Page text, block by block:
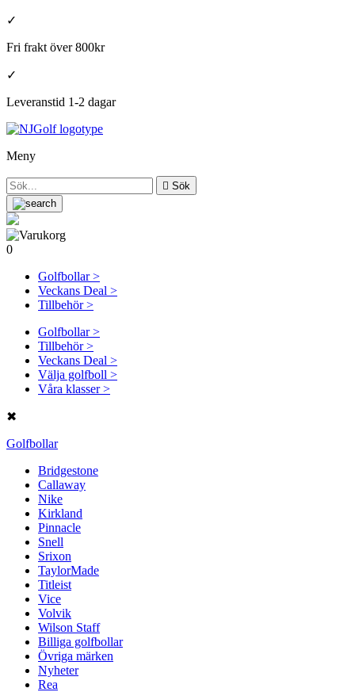
✓
Fri frakt över 800kr
✓
Leveranstid 1-2 dagar
Meny
 Sök
0
Golfbollar >
Veckans Deal >
Tillbehör >
Golfbollar >
Tillbehör >
Veckans Deal >
Välja golfboll >
Våra klasser >
✖
Golfbollar
Bridgestone
Callaway
Nike
Kirkland
Pinnacle
Snell
Srixon
TaylorMade
Titleist
Vice
Volvik
Wilson Staff
Billiga golfbollar
Övriga märken
Nyheter
Rea